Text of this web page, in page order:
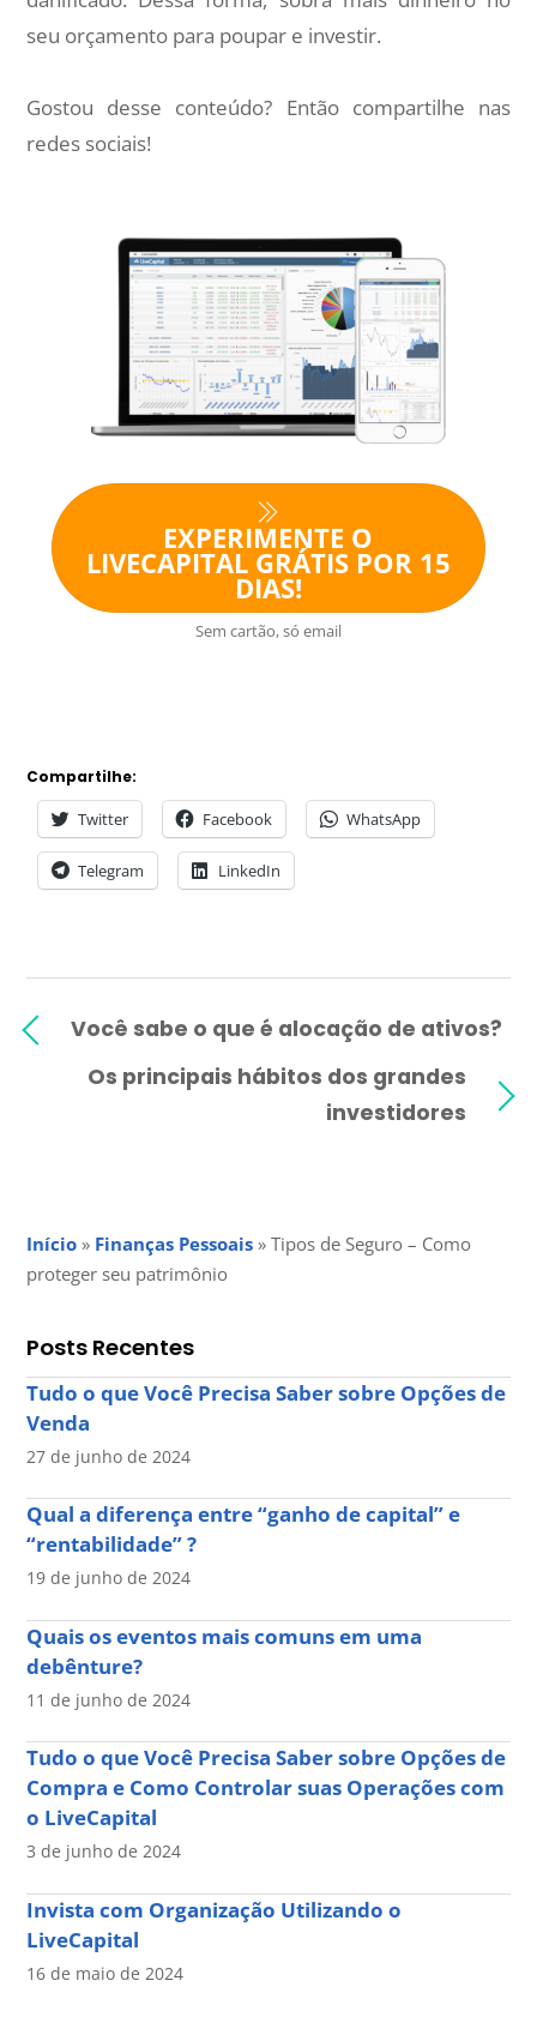
seu orçamento para poupar e investir.
Gostou desse conteúdo? Então compartilhe nas
redes sociais!
EXPERIMENTE O
LIVECAPITAL GRÁTIS POR 15
DIAS!
Sem cartão, só email
Compartilhe:
Twitter Facebook WhatsApp
Telegram LinkedIn
Você sabe o que é alocação de ativos?
Os principais hábitos dos grandes
investidores
Início » Finanças Pessoais » Tipos de Seguro – Como
proteger seu patrimônio
Posts Recentes
Tudo o que Você Precisa Saber sobre Opções de
Venda
27 de junho de 2024
Qual a diferença entre “ganho de capital” e
“rentabilidade” ?
19 de junho de 2024
Quais os eventos mais comuns em uma
debênture?
11 de junho de 2024
Tudo o que Você Precisa Saber sobre Opções de
Compra e Como Controlar suas Operações com
o LiveCapital
3 de junho de 2024
Invista com Organização Utilizando o
LiveCapital
16 de maio de 2024